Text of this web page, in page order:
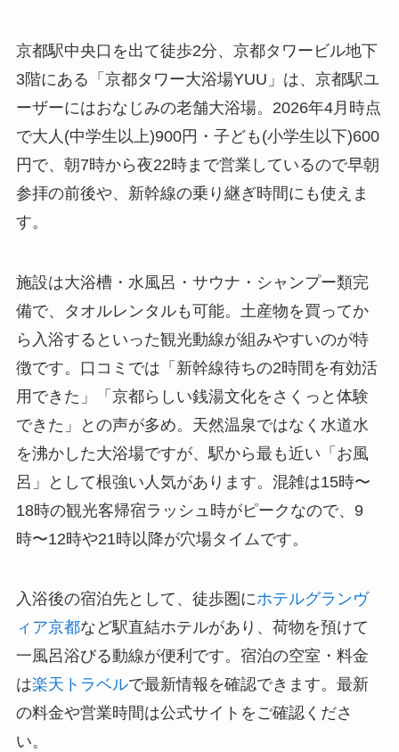
京都駅中央口を出て徒歩2分、京都タワービル地下
3階にある「京都タワー大浴場YUU」は、京都駅ユ
ーザーにはおなじみの老舗大浴場。2026年4月時点
で大人(中学生以上)900円・子ども(小学生以下)600
円で、朝7時から夜22時まで営業しているので早朝
参拝の前後や、新幹線の乗り継ぎ時間にも使えま
す。
施設は大浴槽・水風呂・サウナ・シャンプー類完
備で、タオルレンタルも可能。土産物を買ってか
ら入浴するといった観光動線が組みやすいのが特
徴です。口コミでは「新幹線待ちの2時間を有効活
用できた」「京都らしい銭湯文化をさくっと体験
できた」との声が多め。天然温泉ではなく水道水
を沸かした大浴場ですが、駅から最も近い「お風
呂」として根強い人気があります。混雑は15時〜
18時の観光客帰宿ラッシュ時がピークなので、9
時〜12時や21時以降が穴場タイムです。
入浴後の宿泊先として、徒歩圏にホテルグランヴ
ィア京都など駅直結ホテルがあり、荷物を預けて
一風呂浴びる動線が便利です。宿泊の空室・料金
は楽天トラベルで最新情報を確認できます。最新
の料金や営業時間は公式サイトをご確認くださ
い。